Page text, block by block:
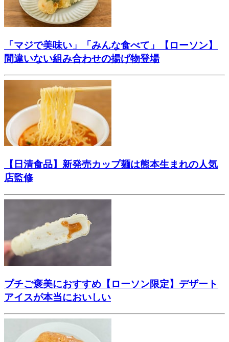
「マジで美味い」「みんな食べて」【ローソン】
間違いない組み合わせの揚げ物登場
【日清食品】新発売カップ麺は熊本生まれの人気
店監修
プチご褒美におすすめ【ローソン限定】デザート
アイスが本当においしい